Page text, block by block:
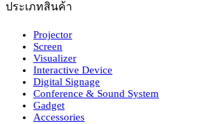
ประเภทสินค้า
Projector
Screen
Visualizer
Interactive Device
Digital Signage
Conference & Sound System
Gadget
Accessories